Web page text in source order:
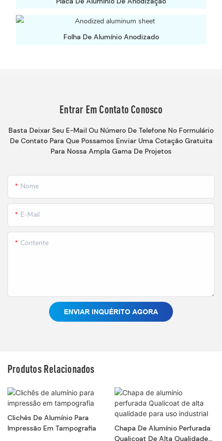
Folha De Alumínio Anodizado
Entrar Em Contato Conosco
Basta Deixar Seu E-Mail Ou Número De Telefone No Formulário
De Contato Para Que Possamos Enviar Uma Cotação Gratuita
Para Nossa Ampla Gama De Projetos
Nome
E-Mail
Contente
ENVIAR INQUÉRITO AGORA
Produtos Relacionados
Clichês De Alumínio Para
Impressão Em Tampografia
Chapa De Alumínio Perfurada
Qualicoat De Alta Qualidade